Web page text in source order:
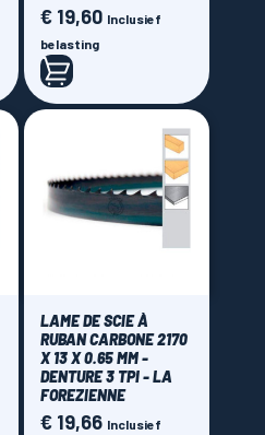
Prijs
€ 19,60 Inclusief
belasting
LAME DE SCIE À
RUBAN CARBONE 2170
X 13 X 0.65 MM -
DENTURE 3 TPI - LA
FOREZIENNE
Prijs
€ 19,66 Inclusief